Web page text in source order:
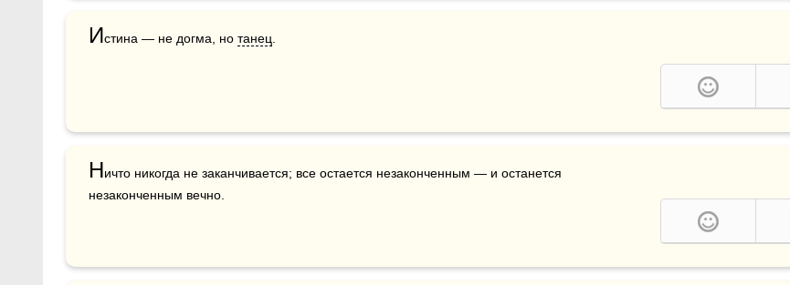
Истина — не догма, но танец
Ничто никогда не заканчивается; все остается незаконченным — и останется